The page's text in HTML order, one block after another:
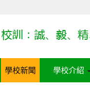
學校新聞 學校介紹